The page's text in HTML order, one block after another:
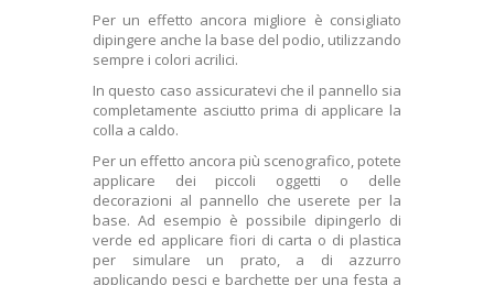
Per un effetto ancora migliore è consigliato
dipingere anche la base del podio, utilizzando
sempre i colori acrilici.
In questo caso assicuratevi che il pannello sia
completamente asciutto prima di applicare la
colla a caldo.
Per un effetto ancora più scenografico, potete
applicare dei piccoli oggetti o delle
decorazioni al pannello che userete per la
base. Ad esempio è possibile dipingerlo di
verde ed applicare fiori di carta o di plastica
per simulare un prato, a di azzurro
applicando pesci e barchette per una festa a